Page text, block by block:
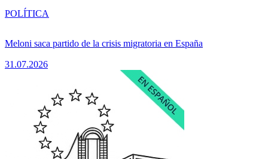
Meloni saca partido de la crisis migratoria en España
31.07.2026
POLÍTICA